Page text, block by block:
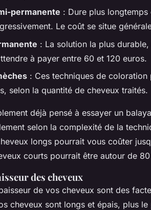
permanente : Dure plus
Le coût se situe
: La solution la plus
à payer entre 60 et 120 euros.
: Ces techniques de
selon la quantité de cheveux traités.
déjà pensé à essayer un
selon la complexité de la
longs pourrait vous coûter
courts pourrait être autour de
des cheveux
de vos cheveux sont des
cheveux sont longs et épais, plus